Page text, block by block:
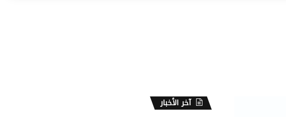
آخر الأخبار